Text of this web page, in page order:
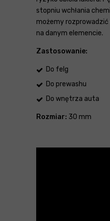
stopniu wchłania
możemy
na danym elemencie.
Zastosowanie:
Do felg
Do prewashu
Do wnętrza auta
Rozmiar: 30 mm